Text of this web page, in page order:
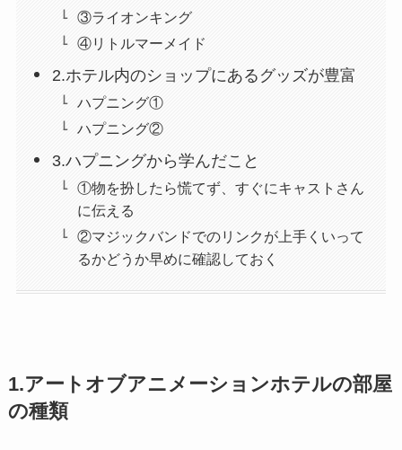
③ライオンキング
④リトルマーメイド
2.ホテル内のショップにあるグッズが豊富
ハプニング①
ハプニング②
3.ハプニングから学んだこと
①物を扮したら慌てず、すぐにキャストさん
に伝える
②マジックバンドでのリンクが上手くいって
るかどうか早めに確認しておく
1.アートオブアニメーションホテルの部屋
の種類